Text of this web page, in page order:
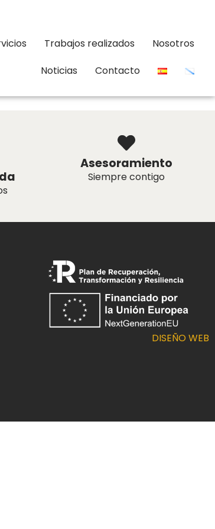
Trabajos realizados
Nosotros
Noticias
Contacto
Asesoramiento
Siempre contigo
DISEÑO WEB